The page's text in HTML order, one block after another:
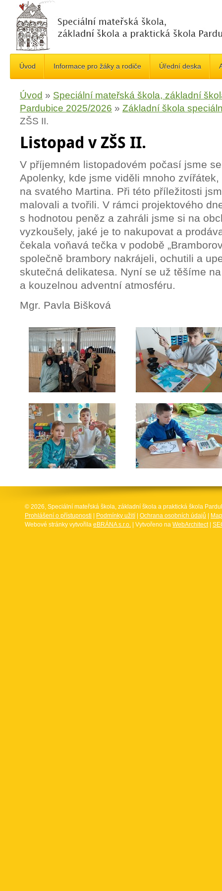
Úvod Informace pro žáky a rodiče Úřední deska
Úvod » Speciální mateřská škola, základní
Pardubice 2025/2026 » Základní škola
ZŠS II.
Listopad v ZŠS II.
V příjemném listopadovém počasí jsme
Apolenky, kde jsme viděli mnoho
na svatého Martina. Při této příležitosti
malovali a tvořili. V rámci projektového
s hodnotou peněz a zahráli jsme si na
vyzkoušely, jaké je to nakupovat a
čekala voňavá tečka v podobě
společně brambory nakrájeli, ochutili a
skutečná delikatesa. Nyní se už těšíme
a kouzelnou adventní atmosféru.
Mgr. Pavla Bišková
© 2026, Speciální mateřská škola, základní škola a praktická škola
Prohlášení o přístupnosti
Podmínky užití Ochrana osobních údajů
Webové stránky vytvořila eBRÁNA s.r.o. | Vytvořeno na WebArchitect|